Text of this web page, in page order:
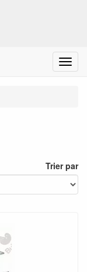
Menu
Trier par